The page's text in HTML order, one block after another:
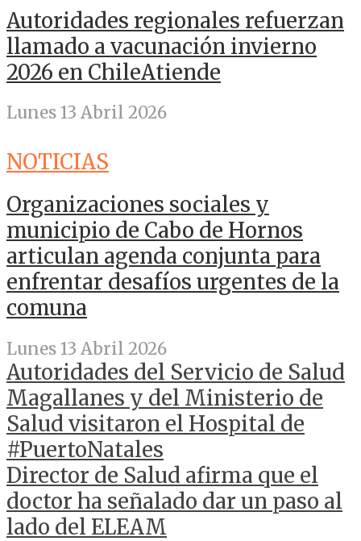
Autoridades regionales refuerzan
llamado a vacunación invierno
2026 en ChileAtiende
Lunes 13 Abril 2026
NOTICIAS
Organizaciones sociales y
municipio de Cabo de Hornos
articulan agenda conjunta para
enfrentar desafíos urgentes de la
comuna
Lunes 13 Abril 2026
Autoridades del Servicio de Salud
Magallanes y del Ministerio de
Salud visitaron el Hospital de
#PuertoNatales
Director de Salud afirma que el
doctor ha señalado dar un paso al
lado del ELEAM